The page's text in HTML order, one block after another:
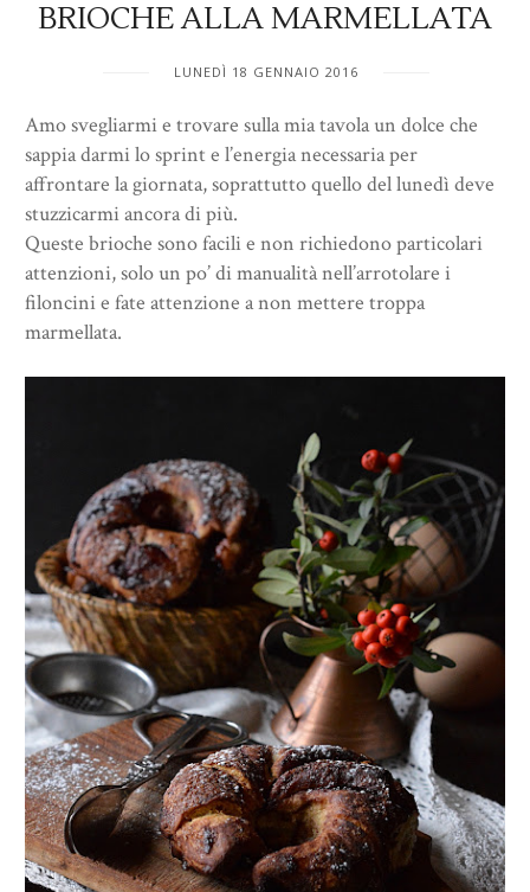
BRIOCHE ALLA MARMELLATA
LUNEDÌ 18 GENNAIO 2016
Amo svegliarmi e trovare sulla mia tavola un dolce che
sappia darmi lo sprint e l’energia necessaria per
affrontare la giornata, soprattutto quello del lunedì deve
stuzzicarmi ancora di più.
Queste brioche sono facili e non richiedono particolari
attenzioni, solo un po’ di manualità nell’arrotolare i
filoncini e fate attenzione a non mettere troppa
marmellata.